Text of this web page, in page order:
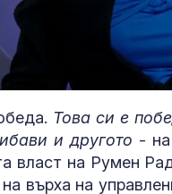
Това си е
и другото -
власт на Румен
върха на